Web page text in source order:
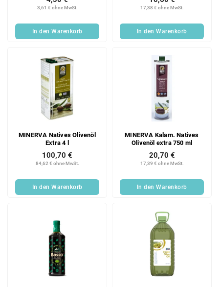
3,61 € ohne MwSt.
In den Warenkorb
17,38 € ohne MwSt.
In den Warenkorb
MINERVA Natives Olivenöl
Extra 4 l
84,62 € ohne MwSt.
100,70 €
In den Warenkorb
MINERVA Kalam. Natives
Olivenöl extra 750 ml
17,39 € ohne MwSt.
20,70 €
In den Warenkorb